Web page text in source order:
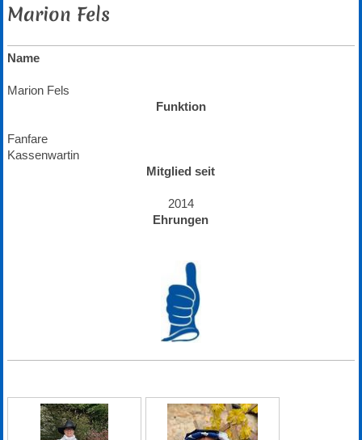
Marion Fels
Name
Marion Fels
Funktion
Fanfare
Kassenwartin
Mitglied seit
2014
Ehrungen